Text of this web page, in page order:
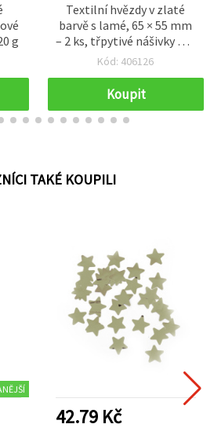
g
Textilní hvězdy v zlaté
barvě s lamé, 65 × 55 mm
– 2 ks, třpytivé nášivky pro
šití, scrapbooking a
Kód: 406126
Koupit
TAKÉ KOUPILI
42.79 Kč